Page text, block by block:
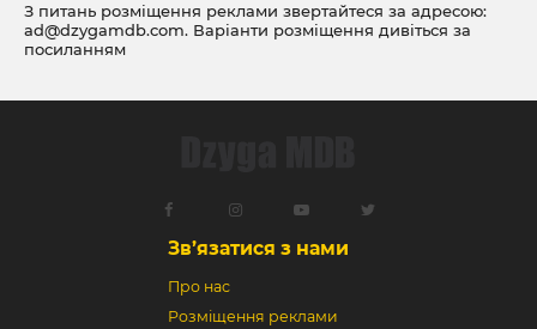
З питань розміщення реклами звертайтеся за адресою:
ad@dzygamdb.com. Варіанти розміщення дивіться за
посиланням
Зв’язатися з нами
Про нас
Розміщення реклами